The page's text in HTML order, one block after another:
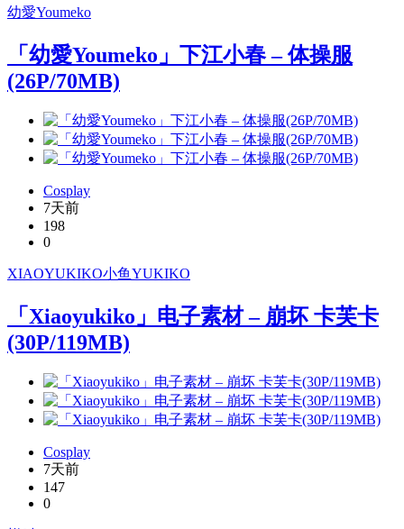
幼愛Youmeko
「幼愛Youmeko」下江小春 – 体操服
(26P/70MB)
Cosplay
7天前
198
0
XIAOYUKIKO小鱼YUKIKO
「Xiaoyukiko」电子素材 – 崩坏 卡芙卡
(30P/119MB)
Cosplay
7天前
147
0